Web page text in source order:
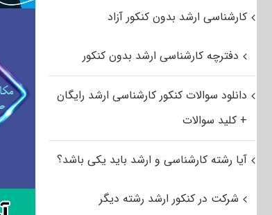
کارشناسی ارشد بدون کنکور آزاد
دفترچه کارشناسی ارشد بدون کنکور
دانلود سوالات کنکور کارشناسی ارشد رایگان
+ کلید سوالات
آیا رشته کارشناسی و ارشد باید یکی باشد؟
شرکت در کنکور ارشد رشته دیگر